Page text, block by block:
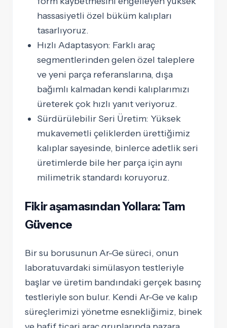
hassasiyetli özel büküm kalıpları
tasarlıyoruz.
Hızlı Adaptasyon: Farklı araç
segmentlerinden gelen özel taleplere
ve yeni parça referanslarına, dışa
bağımlı kalmadan kendi kalıplarımızı
üreterek çok hızlı yanıt veriyoruz.
Sürdürülebilir Seri Üretim: Yüksek
mukavemetli çeliklerden ürettiğimiz
kalıplar sayesinde, binlerce adetlik seri
üretimlerde bile her parça için aynı
milimetrik standardı koruyoruz.
Fikir aşamasından Yollara: Tam
Güvence
Bir su borusunun Ar-Ge süreci, onun
laboratuvardaki simülasyon testleriyle
başlar ve üretim bandındaki gerçek basınç
testleriyle son bulur. Kendi Ar-Ge ve kalıp
süreçlerimizi yönetme esnekliğimiz, binek